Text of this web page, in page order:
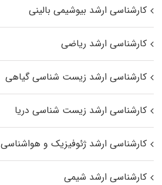
کارشناسی ارشد بیوشیمی بالینی
کارشناسی ارشد ریاضی
کارشناسی ارشد زیست‌ شناسی گیاهی
کارشناسی ارشد زیست‌ شناسی دریا
کارشناسی ارشد ژئوفیزیک و هواشناسی
کارشناسی ارشد شیمی